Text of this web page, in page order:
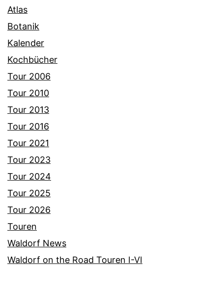
Atlas
Botanik
Kalender
Kochbücher
Tour 2006
Tour 2010
Tour 2013
Tour 2016
Tour 2021
Tour 2023
Tour 2024
Tour 2025
Tour 2026
Touren
Waldorf News
Waldorf on the Road Touren I-VI